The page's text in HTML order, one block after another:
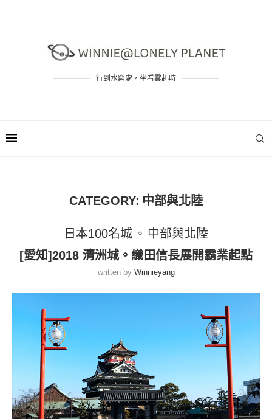
行到水窮處，坐看雲起時
CATEGORY: 中部與北陸
日本100名城
中部與北陸
[愛知]2018 清洲城。織田信長展開霸業起點
written by Winnieyang